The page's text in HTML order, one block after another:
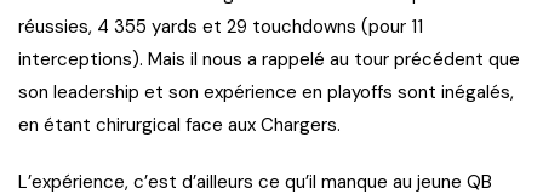
réussies, 4 355 yards et 29 touchdowns (pour 11
interceptions). Mais il nous a rappelé au tour précédent que
son leadership et son expérience en playoffs sont inégalés,
en étant chirurgical face aux Chargers.
L’expérience, c’est d’ailleurs ce qu’il manque au jeune QB